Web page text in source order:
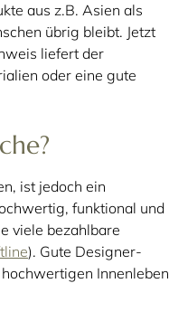
aus z.B. Asien als
übrig bleibt. Jetzt
liefert der
oder eine gute
ist jedoch ein
funktional und
viele bezahlbare
). Gute Designer-
Innenleben